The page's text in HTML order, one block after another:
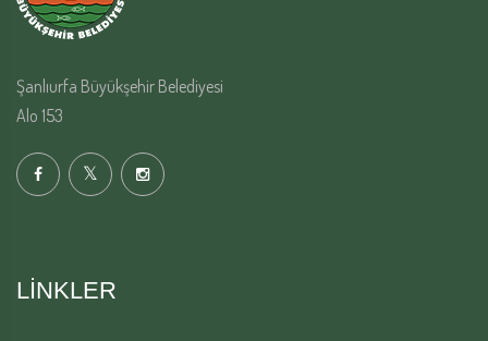
Şanlıurfa Büyükşehir Belediyesi
Alo 153
LINKLER